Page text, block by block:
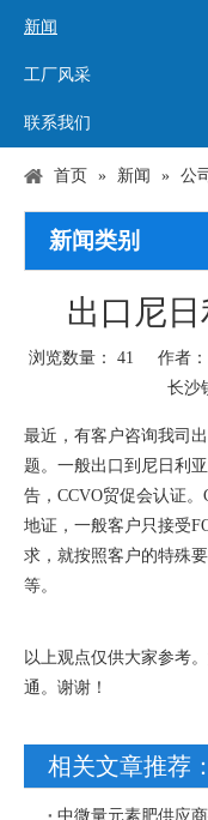
新闻
工厂风采
联系我们
首页 » 新闻 » 公
新闻类别
出口尼
浏览数量： 41
作者：
长沙
最近，有客户咨询我司出
题。一般出口到尼日利
告， CCVO贸促会认证。
地证，一般客户只接受
求，就按照客户的特殊
等。
以上观点仅供大家参考
通。谢谢！
相关文章推荐：